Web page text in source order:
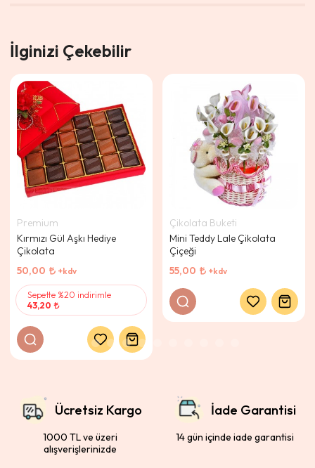
İlginizi Çekebilir
Premium
Kırmızı Gül Aşkı Hediye
Çikolata
50,00
+kdv
Sepette %20 indirimle
43,20
Çikolata Buketi
Mini Teddy Lale Çikolata
Çiçeği
55,00
+kdv
Ücretsiz Kargo
1000 TL ve üzeri
alışverişlerinizde
İade Garantisi
14 gün içinde iade garantisi